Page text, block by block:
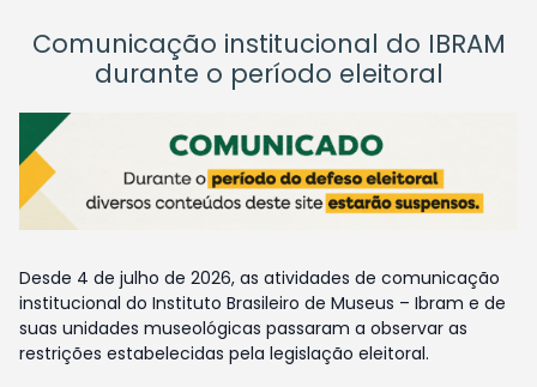
Comunicação institucional do IBRAM
durante o período eleitoral
Desde 4 de julho de 2026, as atividades de comunicação
institucional do Instituto Brasileiro de Museus – Ibram e de
suas unidades museológicas passaram a observar as
restrições estabelecidas pela legislação eleitoral.